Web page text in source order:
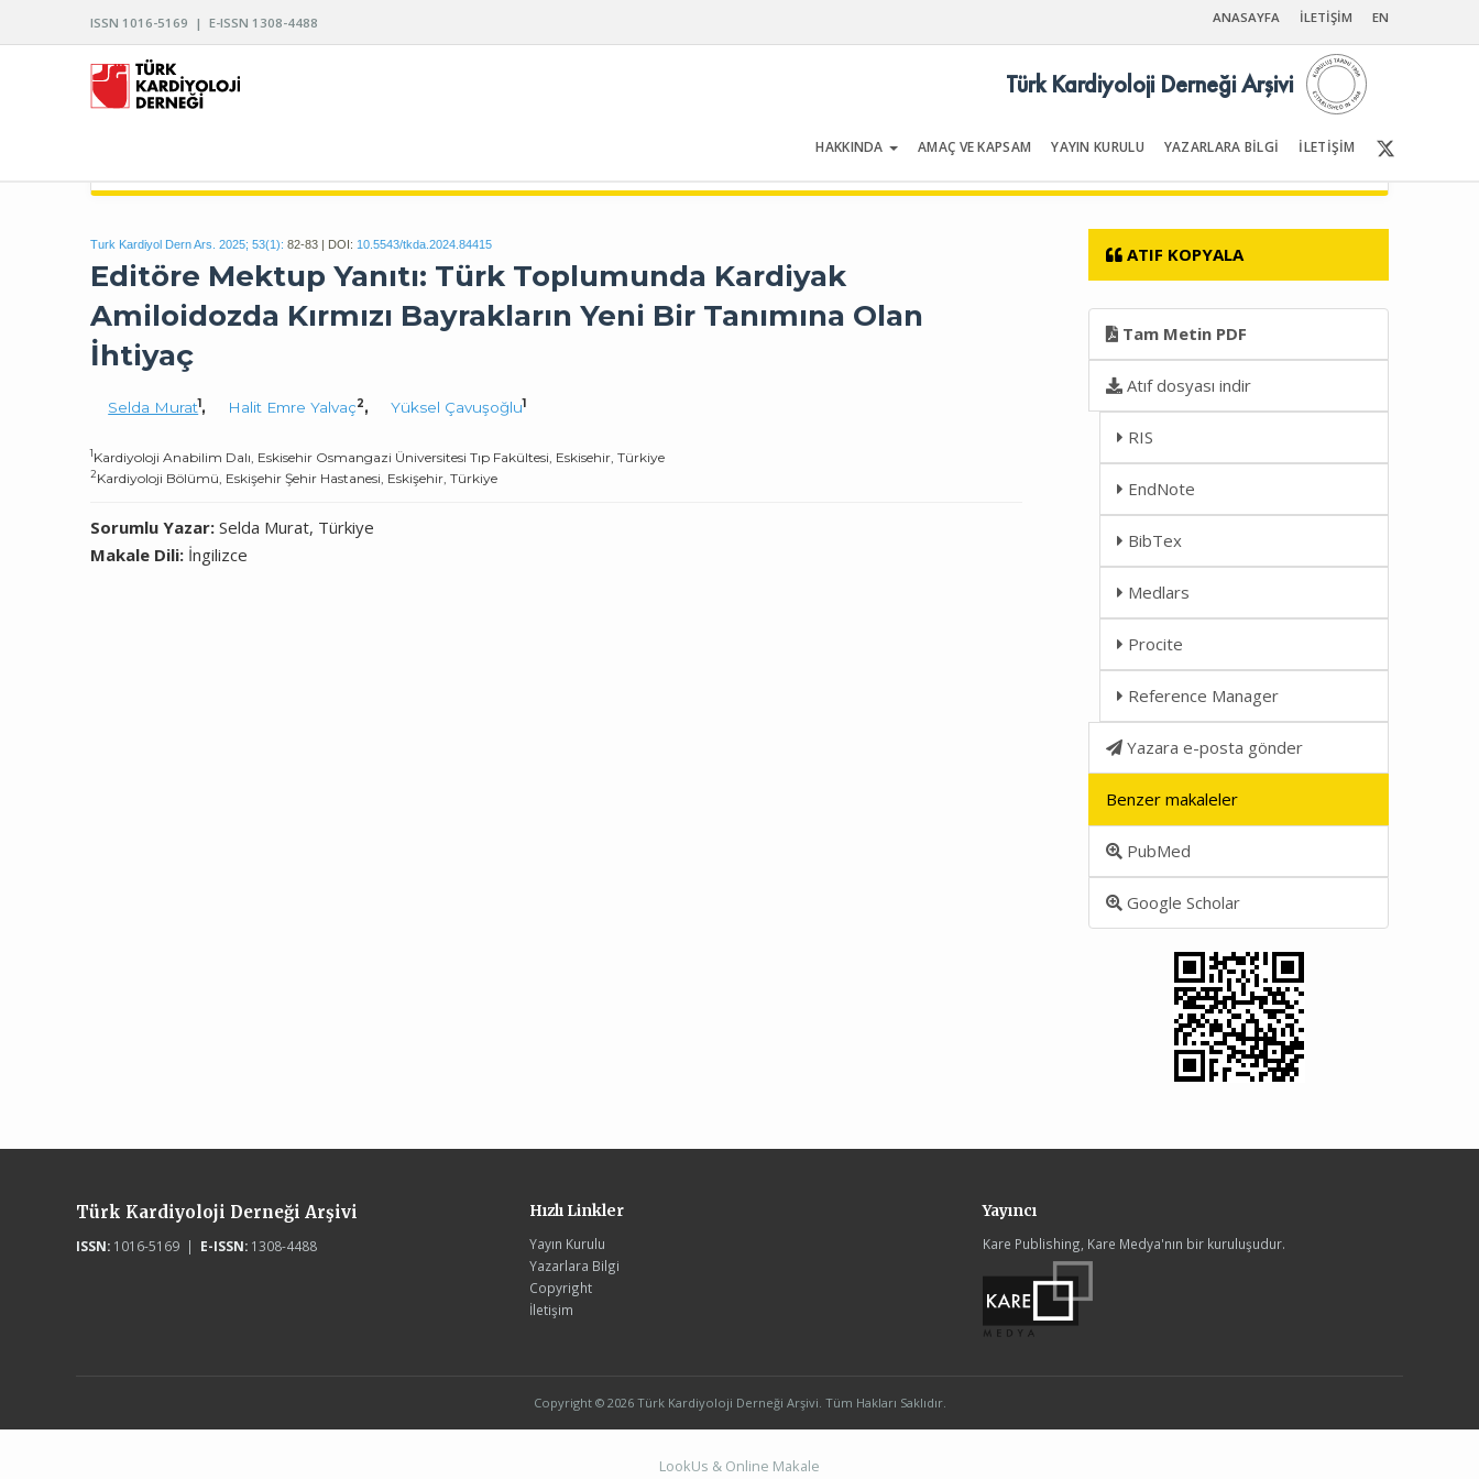
ISSN 1016-5169 | E-ISSN 1308-4488 ANASAYFA İLETİŞİM EN
HAKKINDA AMAÇ VE KAPSAM YAYIN KURULU YAZARLARA BİLGİ İLETİŞİM
Türk Kardiyoloji Derneği Arşivi
Turk Kardiyol Dern Ars. 2025; 53(1): 82-83 | DOI: 10.5543/tkda.2024.84415
Editöre Mektup Yanıtı: Türk Toplumunda Kardiyak
Amiloidozda Kırmızı Bayrakların Yeni Bir Tanımına Olan
İhtiyaç
Selda Murat1, Halit Emre Yalvaç2, Yüksel Çavuşoğlu1
1Kardiyoloji Anabilim Dalı, Eskisehir Osmangazi Üniversitesi Tıp Fakültesi, Eskisehir, Türkiye
2Kardiyoloji Bölümü, Eskişehir Şehir Hastanesi, Eskişehir, Türkiye
Sorumlu Yazar:Selda Murat, Türkiye
Makale Dili: İngilizce
ATIF KOPYALA
Tam Metin PDF
Atıf dosyası indir
RIS
EndNote
BibTex
Medlars
Procite
Reference Manager
Yazara e-posta gönder
Benzer makaleler
PubMed
Google Scholar
Türk Kardiyoloji Derneği Arşivi
ISSN:1016-5169 | E-ISSN:1308-4488
Hızlı Linkler
Yayın Kurulu
Yazarlara Bilgi
Copyright
İletişim
Yayıncı
Kare Publishing, Kare Medya'nın bir kuruluşudur.
Copyright © 2026 Türk Kardiyoloji Derneği Arşivi. Tüm Hakları Saklıdır.
LookUs & Online Makale